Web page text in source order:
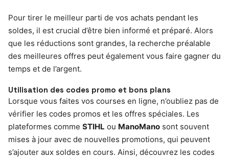
Pour tirer le meilleur parti de vos achats pendant les
soldes, il est crucial d’être bien informé et préparé. Alors
que les réductions sont grandes, la recherche préalable
des meilleures offres peut également vous faire gagner du
temps et de l’argent.
Utilisation des codes promo et bons plans
Lorsque vous faites vos courses en ligne, n’oubliez pas de
vérifier les codes promos et les offres spéciales. Les
plateformes comme STIHL ou ManoMano sont souvent
mises à jour avec de nouvelles promotions, qui peuvent
s’ajouter aux soldes en cours. Ainsi, découvrez les codes